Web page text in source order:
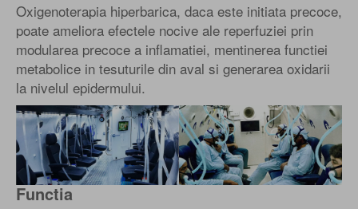
Oxigenoterapia hiperbarica, daca este initiata precoce,
poate ameliora efectele nocive ale reperfuziei prin
modularea precoce a inflamatiei, mentinerea functiei
metabolice in tesuturile din aval si generarea oxidarii
la nivelul epidermului.
Functia